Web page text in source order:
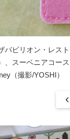
パビリオン・レス
、スーベニアコース
（撮影/YOSHI）